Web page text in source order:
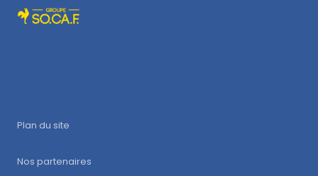
Plan du site
Nos partenaires